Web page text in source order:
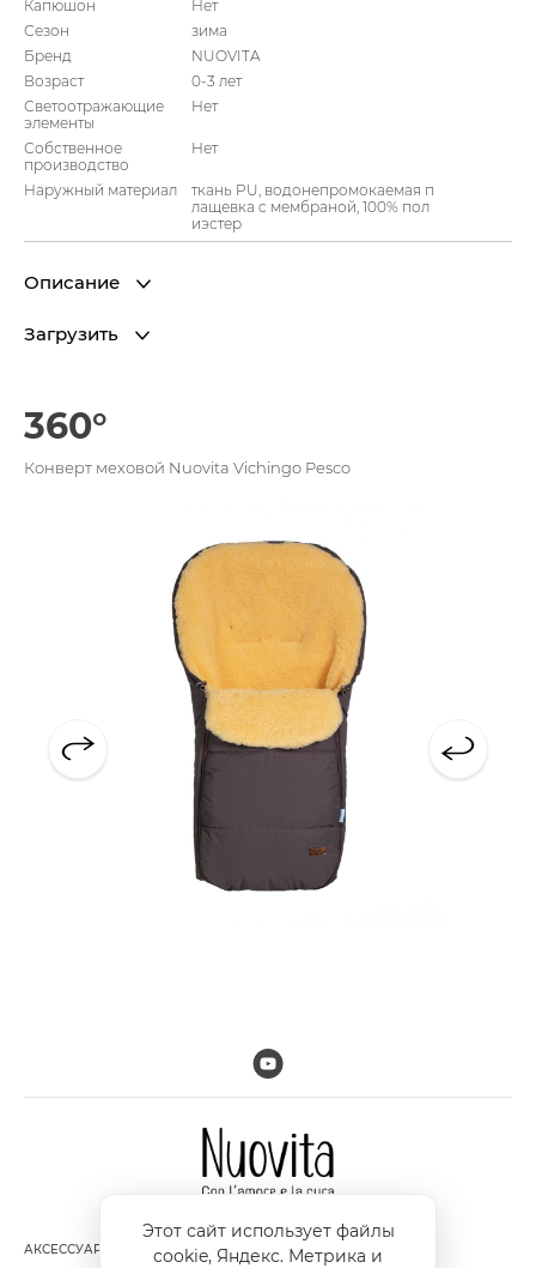
Капюшон
Нет
Сезон
зима
Бренд
NUOVITA
Возраст
0-3 лет
Светоотражающие
элементы
Нет
Собственное
производство
Нет
Наружный материал
ткань PU, водонепромокаемая п
лащевка c мембраной, 100% пол
иэстер
Описание
Загрузить
360°
Конверт меховой Nuovita Vichingo Pesco
АКСЕССУАРЫ ДОСТАВКА И ОПЛАТА
Этот сайт использует файлы
cookie, Яндекс. Метрика и